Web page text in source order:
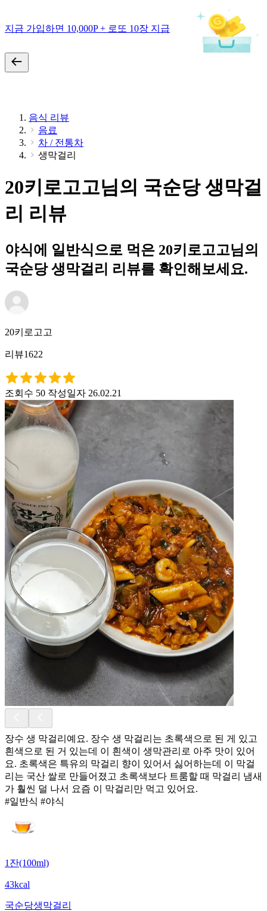
지금 가입하면 10,000P + 로또 10장 지급
음식 리뷰
음료
차 / 전통차
생막걸리
20키로고고님의 국순당 생막걸
리 리뷰
야식에 일반식으로 먹은 20키로고고님의
국순당 생막걸리 리뷰를 확인해보세요.
20키로고고
리뷰1622
조회수 50 작성일자 26.02.21
장수 생 막걸리예요. 장수 생 막걸리는 초록색으로 된 게 있고
흰색으로 된 거 있는데 이 흰색이 생막관리로 아주 맛이 있어
요. 초록색은 특유의 막걸리 향이 있어서 싫어하는데 이 막걸
리는 국산 쌀로 만들어졌고 초록색보다 트룸할 때 막걸리 냄새
가 훨씬 덜 나서 요즘 이 막걸리만 먹고 있어요.
#일반식 #야식
1잔(100ml)
43kcal
국순당생막걸리